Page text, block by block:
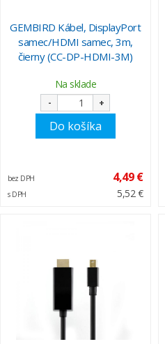
GEMBIRD Kábel, DisplayPort
samec/HDMI samec, 3m,
čierny (CC-DP-HDMI-3M)
Na sklade
- +
Do košíka
bez DPH 4,49 €
s DPH 5,52 €